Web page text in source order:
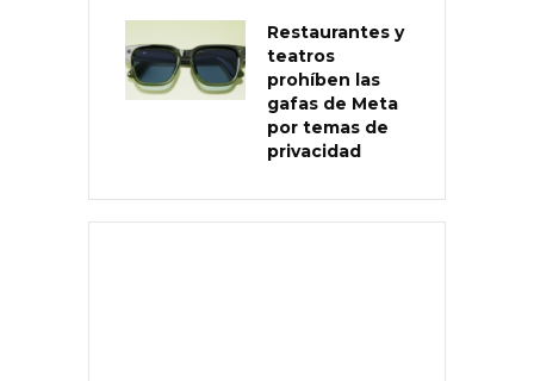
Restaurantes y
teatros
prohíben las
gafas de Meta
por temas de
privacidad